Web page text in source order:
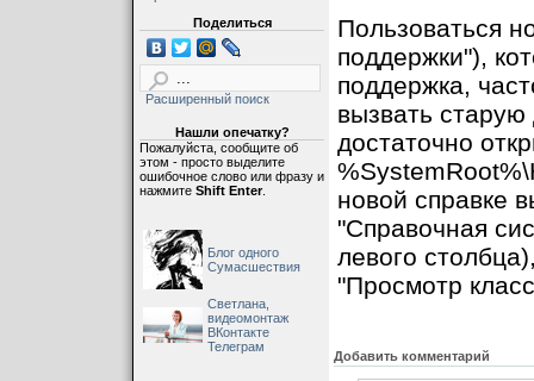
Поделиться
Расширенный поиск
Нашли опечатку?
Пожалуйста, сообщите об
этом - просто выделите
ошибочное слово или фразу и
нажмите Shift Enter.
Блог одного
Сумасшествия
Светлана,
видеомонтаж
ВКонтакте
Телеграм
Пользоваться
поддержки"),
поддержка,
вызвать
достаточно
новой справке
"Справочная
левого
"Просмотр
Добавить комментарий